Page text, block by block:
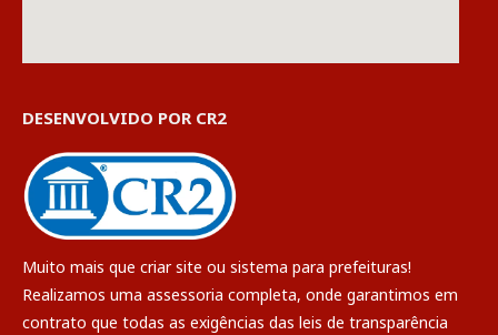
DESENVOLVIDO POR CR2
Muito mais que criar site ou sistema para prefeituras!
Realizamos uma assessoria completa, onde garantimos em
contrato que todas as exigências das leis de transparência